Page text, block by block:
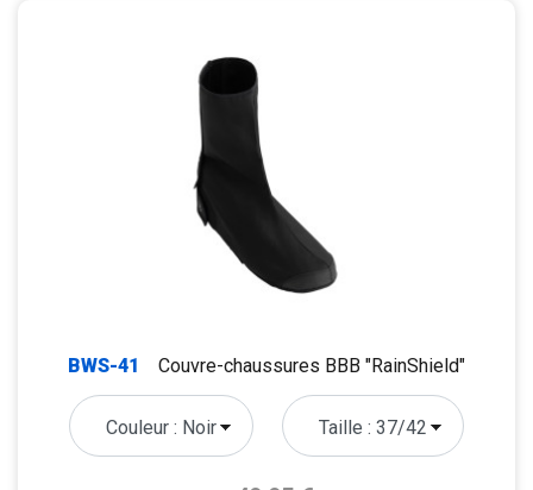
BWS-41 Couvre-chaussures BBB "RainShield"